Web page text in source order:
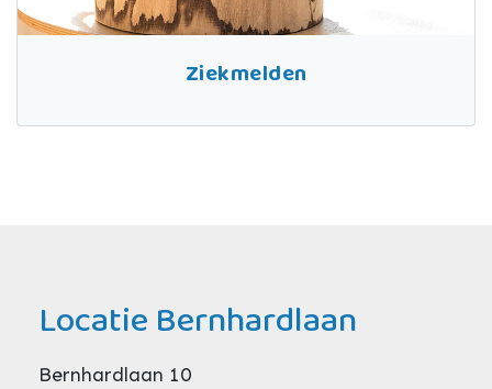
Ziekmelden
Locatie Bernhardlaan
Bernhardlaan 10